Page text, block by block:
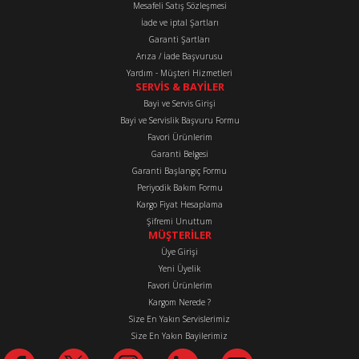
Ürün fiyatı diğer sitelerden daha pahalı.
Bu ürüne benzer farklı alternatifler olmalı.
Gönder
Mesafeli Satış Sözleşmesi
İade ve iptal Şartları
Garanti Şartları
Arıza / İade Başvurusu
Yardım - Müşteri Hizmetleri
SERVİS & BAYİLER
Bayi ve Servis Girişi
Bayi ve Servislik Başvuru Formu
Favori Ürünlerim
Garanti Belgesi
Garanti Başlangıç Formu
Periyodik Bakım Formu
Kargo Fiyat Hesaplama
Şifremi Unuttum
MÜŞTERİLER
Üye Girişi
Yeni Üyelik
Favori Ürünlerim
Kargom Nerede ?
Size En Yakın Servislerimiz
Size En Yakın Bayilerimiz